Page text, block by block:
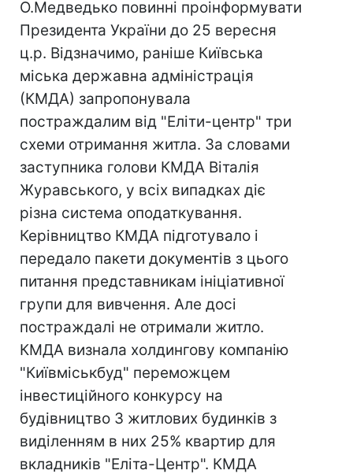
О.Медведько повинні проінформувати
Президента України до 25 вересня
ц.р. Відзначимо, раніше Київська
міська державна адміністрація
(КМДА) запропонувала
постраждалим від "Еліти-центр" три
схеми отримання житла. За словами
заступника голови КМДА Віталія
Журавського, у всіх випадках діє
різна система оподаткування.
Керівництво КМДА підготувало і
передало пакети документів з цього
питання представникам ініціативної
групи для вивчення. Але досі
постраждалі не отримали житло.
КМДА визнала холдингову компанію
"Київміськбуд" переможцем
інвестиційного конкурсу на
будівництво 3 житлових будинків з
виділенням в них 25% квартир для
вкладників "Еліта-Центр". КМДА